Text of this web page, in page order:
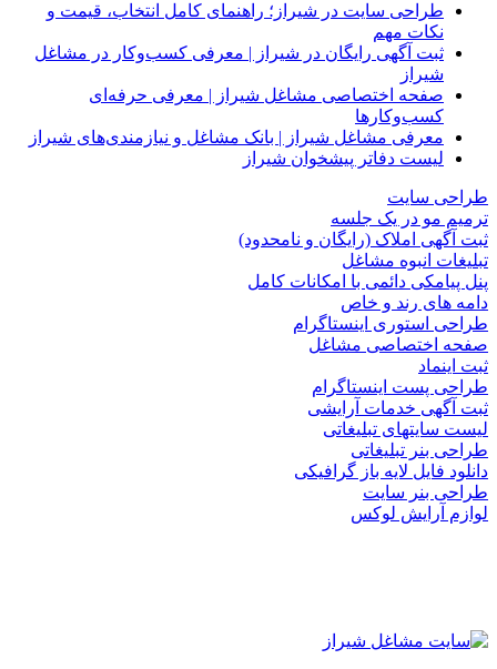
طراحی سایت در شیراز؛ راهنمای کامل انتخاب، قیمت و
نکات مهم
ثبت آگهی رایگان در شیراز | معرفی کسب‌وکار در مشاغل
شیراز
صفحه اختصاصی مشاغل شیراز | معرفی حرفه‌ای
کسب‌وکارها
معرفی مشاغل شیراز | بانک مشاغل و نیازمندی‌های شیراز
لیست دفاتر پیشخوان شیراز
طراحی سایت
ترمیم مو در یک جلسه
ثبت آگهی املاک (رایگان و نامحدود)
تبلیغات انبوه مشاغل
پنل پیامکی دائمی با امکانات کامل
دامه های رند و خاص
طراحی استوری اینستاگرام
صفحه اختصاصی مشاغل
ثبت اینماد
طراحی پست اینستاگرام
ثبت آگهی خدمات آرایشی
لیست سایتهای تبلیغاتی
طراحی بنر تبلیغاتی
دانلود فایل لایه باز گرافیکی
طراحی بنر سایت
لوازم آرایش لوکس